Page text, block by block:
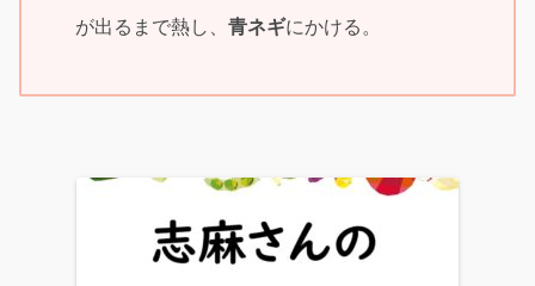
が出るまで熱し、青ネギにかける。